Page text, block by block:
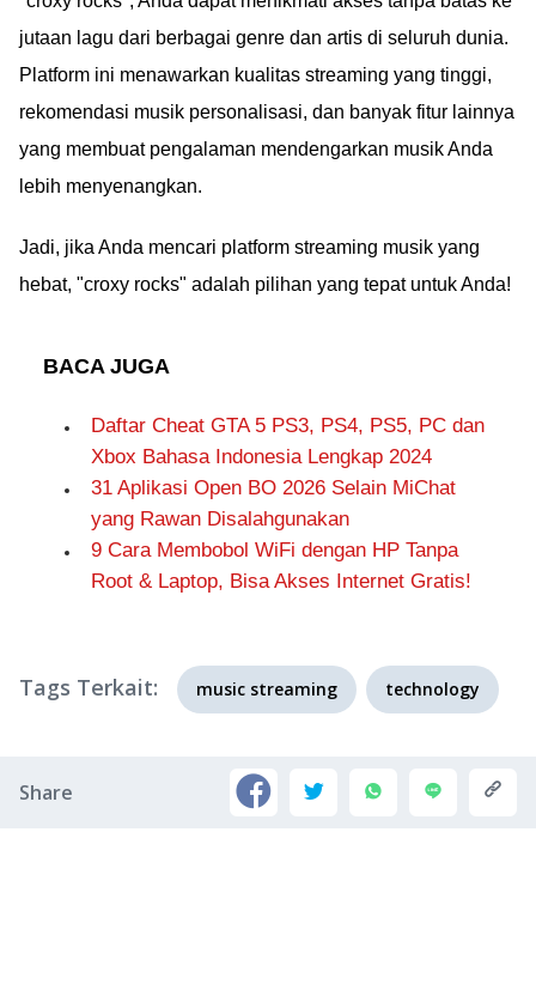
jutaan lagu dari berbagai genre dan artis di seluruh dunia.
Platform ini menawarkan kualitas streaming yang tinggi,
rekomendasi musik personalisasi, dan banyak fitur lainnya
yang membuat pengalaman mendengarkan musik Anda
lebih menyenangkan.
Jadi, jika Anda mencari platform streaming musik yang
hebat, "croxy rocks" adalah pilihan yang tepat untuk Anda!
BACA JUGA
Daftar Cheat GTA 5 PS3, PS4, PS5, PC dan
Xbox Bahasa Indonesia Lengkap 2024
31 Aplikasi Open BO 2026 Selain MiChat
yang Rawan Disalahgunakan
9 Cara Membobol WiFi dengan HP Tanpa
Root & Laptop, Bisa Akses Internet Gratis!
Tags Terkait: music streaming technology
Share